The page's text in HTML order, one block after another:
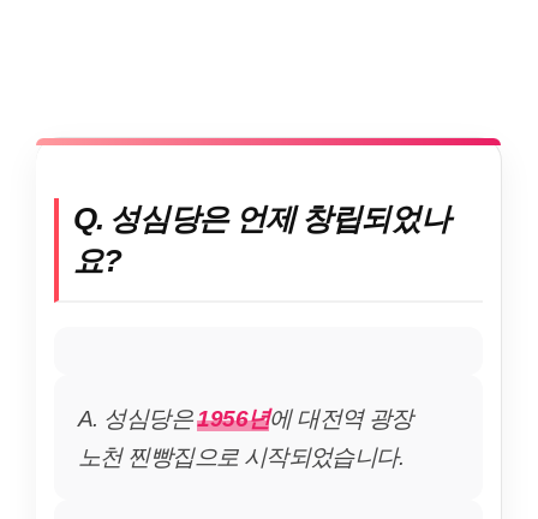
Q. 성심당은 언제 창립되었나
요?
A. 성심당은1956년에 대전역 광장
노천 찐빵집으로 시작되었습니다.